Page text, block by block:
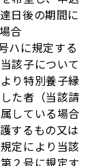
日後の期間に
合
に規定する
該子について
り特別養子縁
た者（当該請
している場合
するもの又は
定により当該
２号に規定す